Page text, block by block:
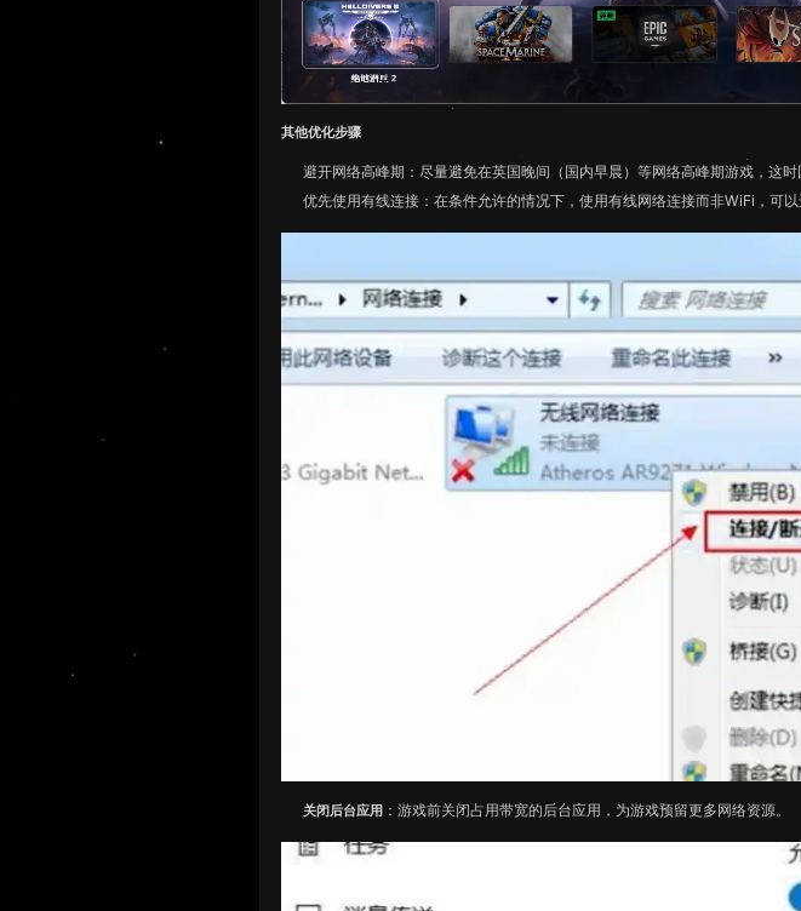
其他优化步骤
避开网络高峰期：尽量避免在英国晚间（国内早晨）等网络高峰期游戏，这时
优先使用有线连接：在条件允许的情况下，使用有线网络连接而非WiFi，可以
关闭后台应用 ：游戏前关闭占用带宽的后台应用，为游戏预留更多网络资源。